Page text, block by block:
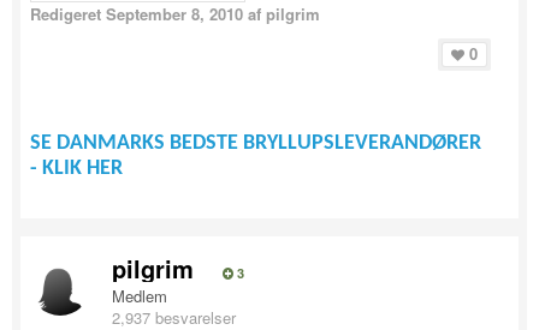
Redigeret September 8, 2010 af pilgrim
0
SE DANMARKS BEDSTE BRYLLUPSLEVERANDØRER
- KLIK HER
pilgrim 3
Medlem
2,937 besvarelser